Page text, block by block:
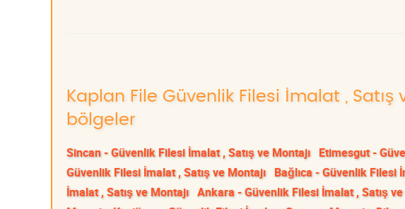
Kaplan File Güvenlik Filesi İmalat ,
bölgeler
Sincan - Güvenlik Filesi İmalat , Satış ve Montajı Etimesgut -
Güvenlik Filesi İmalat , Satış ve Montajı Bağlıca - Güvenlik Filesi
İmalat , Satış ve Montajı Ankara - Güvenlik Filesi İmalat , Satış ve